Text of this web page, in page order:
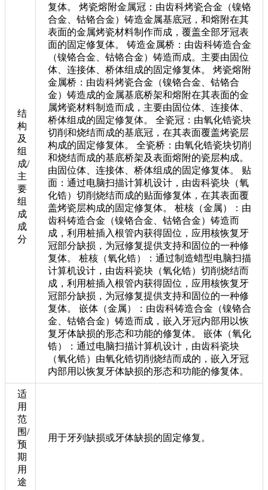
结
构
及
组
成/
主
要
组
成
成
分
复体。 烤瓷熔附金属冠：由齿科烤瓷合金（镍铬
合金、钴铬合金）铸造金属基底冠，和熔附在其
表面的金属烤瓷材料制作而成，覆盖全部牙冠表
面的固定修复体。 铸造金属桥：由齿科铸造合金
（镍铬合金、钴铬合金）铸造而成。主要由固位
体、连接体、桥体组成的固定修复体。 烤瓷熔附
金属桥：由齿科烤瓷合金（镍铬合金、钴铬合
金）铸造成的金属基底桥架和熔附在其表面的金
属烤瓷材料制造而成，主要由固位体、连接体、
桥体组成的固定修复体。 全瓷冠：由氧化锆瓷块
切削和烧结而成的基底冠，在其表面覆盖烤瓷层
构成的固定修复体。 全瓷桥：由氧化锆瓷块切削
和烧结而成的基底桥架及表面熔附的瓷层构成。
由固位体、连接体、桥体组成的固定修复体。 贴
面：通过电脑扫描计算机设计，由齿科瓷块（氧
化锆）切削烧结而成的贴面修复体，在其表面覆
盖烤瓷层构成的固定修复体。 桩核（金属）：由
齿科铸造合金（镍铬合金、钴铬合金）铸造而
成，利用桩插入根管内获得固位，应用核恢复牙
冠部分缺损，为冠修复提供支持和固位的一种修
复体。 桩核（氧化锆）：通过制造蜡型电脑扫描
计算机设计，由齿科瓷块（氧化锆）切削烧结而
成，利用桩插入根管内获得固位，应用核恢复牙
冠部分缺损，为冠修复提供支持和固位的一种修
复体。 嵌体（金属）：由齿科铸造合金（镍铬合
金、钴铬合金）铸造而成，嵌入牙冠内部用以恢
复牙体缺损的形态和功能的修复体。 嵌体（氧化
锆）：通过电脑扫描计算机设计，由齿科瓷块
（氧化锆）由氧化锆切削烧结而成的，嵌入牙冠
内部用以恢复牙体缺损的形态和功能的修复体。
适
用
范
围/
预
期
用
途
用于牙列缺损或牙体缺损的固定修复。